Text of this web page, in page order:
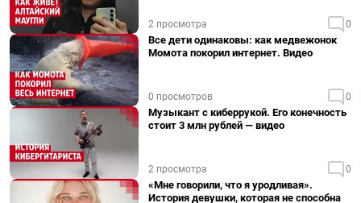
2 просмотра 0
Все дети одинаковы: как медвежонок
Момота покорил интернет. Видео
0 просмотров 0
Музыкант с киберрукой. Его конечность
стоит 3 млн рублей — видео
2 просмотра 0
«Мне говорили, что я уродливая».
История девушки, которая не способна